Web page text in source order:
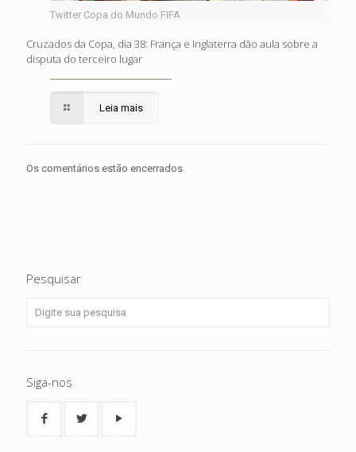
Twitter Copa do Mundo FIFA
Cruzados da Copa, dia 38: França e Inglaterra dão aula sobre a
disputa do terceiro lugar
Leia mais
Os comentários estão encerrados.
Pesquisar
Siga-nos